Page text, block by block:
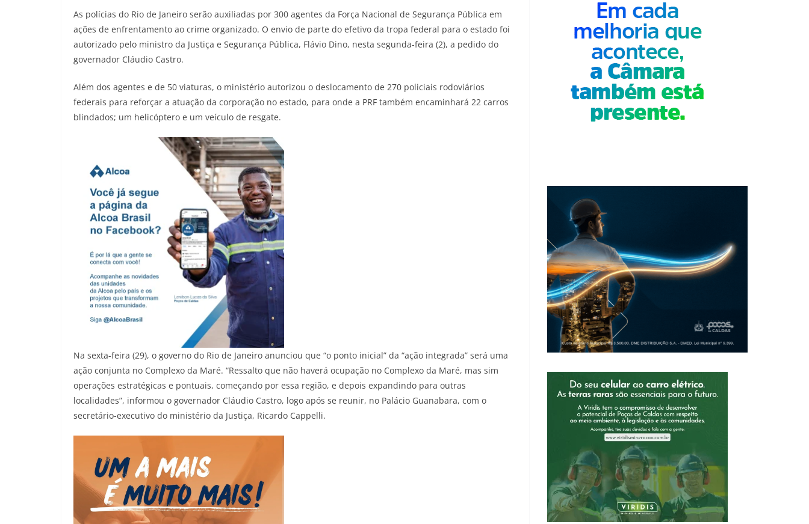
As polícias do Rio de Janeiro serão auxiliadas por 300 agentes da Força Nacional de Segurança Pública em
ações de enfrentamento ao crime organizado. O envio de parte do efetivo da tropa federal para o estado foi
autorizado pelo ministro da Justiça e Segurança Pública, Flávio Dino, nesta segunda-feira (2), a pedido do
governador Cláudio Castro.
Além dos agentes e de 50 viaturas, o ministério autorizou o deslocamento de 270 policiais rodoviários
federais para reforçar a atuação da corporação no estado, para onde a PRF também encaminhará 22 carros
blindados; um helicóptero e um veículo de resgate.
Na sexta-feira (29), o governo do Rio de Janeiro anunciou que “o ponto inicial” da “ação integrada” será uma
ação conjunta no Complexo da Maré. “Ressalto que não haverá ocupação no Complexo da Maré, mas sim
operações estratégicas e pontuais, começando por essa região, e depois expandindo para outras
localidades”, informou o governador Cláudio Castro, logo após se reunir, no Palácio Guanabara, com o
secretário-executivo do ministério da Justiça, Ricardo Cappelli.